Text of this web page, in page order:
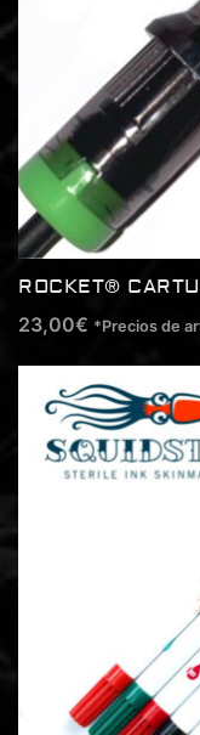
ROCKET®
23,00€ *Precios de